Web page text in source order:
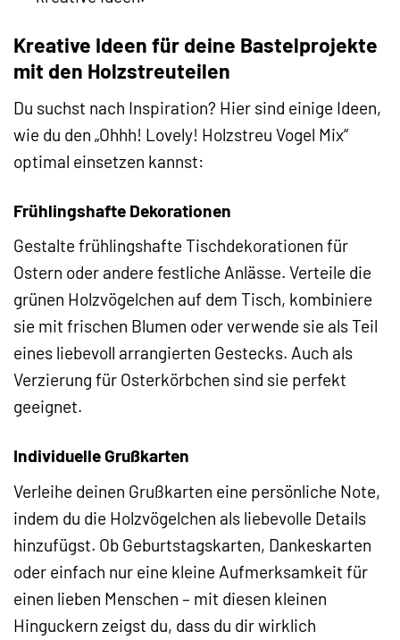
Kreative Ideen für deine Bastelprojekte
mit den Holzstreuteilen
Du suchst nach Inspiration? Hier sind einige Ideen,
wie du den „Ohhh! Lovely! Holzstreu Vogel Mix“
optimal einsetzen kannst:
Frühlingshafte Dekorationen
Gestalte frühlingshafte Tischdekorationen für
Ostern oder andere festliche Anlässe. Verteile die
grünen Holzvögelchen auf dem Tisch, kombiniere
sie mit frischen Blumen oder verwende sie als Teil
eines liebevoll arrangierten Gestecks. Auch als
Verzierung für Osterkörbchen sind sie perfekt
geeignet.
Individuelle Grußkarten
Verleihe deinen Grußkarten eine persönliche Note,
indem du die Holzvögelchen als liebevolle Details
hinzufügst. Ob Geburtstagskarten, Dankeskarten
oder einfach nur eine kleine Aufmerksamkeit für
einen lieben Menschen – mit diesen kleinen
Hinguckern zeigst du, dass du dir wirklich